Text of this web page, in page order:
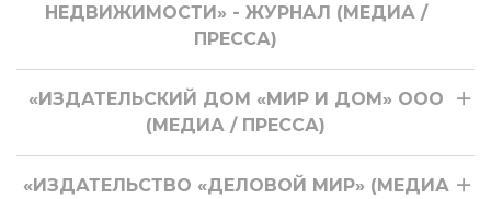
НЕДВИЖИМОСТИ» - ЖУРНАЛ (МЕДИА /
ПРЕССА)
«ИЗДАТЕЛЬСКИЙ ДОМ «МИР И ДОМ» ООО
(МЕДИА / ПРЕССА)
«ИЗДАТЕЛЬСТВО «ДЕЛОВОЙ МИР» (МЕДИА